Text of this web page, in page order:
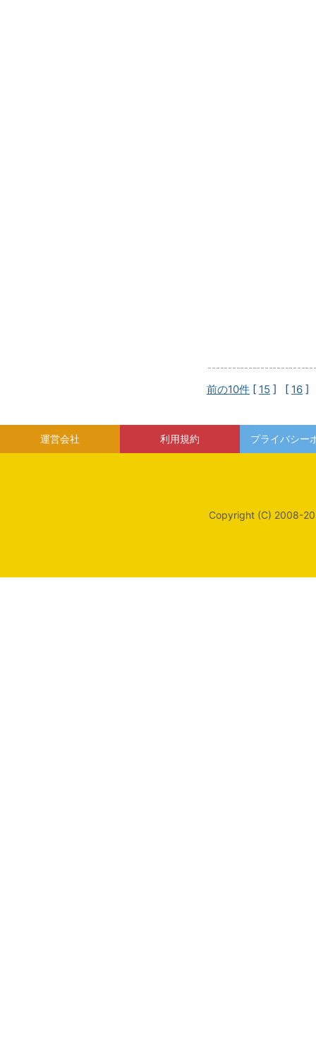
前の10件 [ 15 ] [ 16 ]
運営会社 利用規約 プライバシー
Copyright (C) 2008-